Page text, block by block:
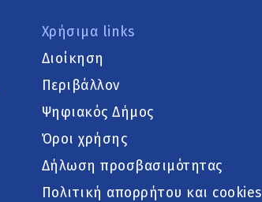
Χρήσιμα links
Διοίκηση
Περιβάλλον
Ψηφιακός Δήμος
Όροι χρήσης
Δήλωση προσβασιμότητας
Πολιτική απορρήτου και cookies